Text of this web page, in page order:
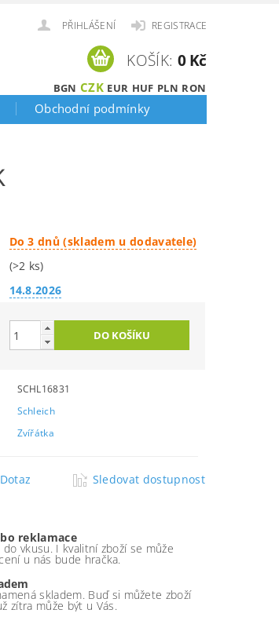
PŘIHLÁŠENÍ REGISTRACE
BGN CZK EUR HUF PLN RON
KOŠÍK: 0 Kč
Obchodní podmínky
Do 3 dnů (skladem u dodavatele)
(>2 ks)
14.8.2026
SCHL16831
Schleich
Zvířátka
Dotaz Sledovat dostupnost
reklamace
vkusu. I kvalitní zboží se může
u nás bude hračka.
skladem. Buď si můžete zboží
zítra může být u Vás.